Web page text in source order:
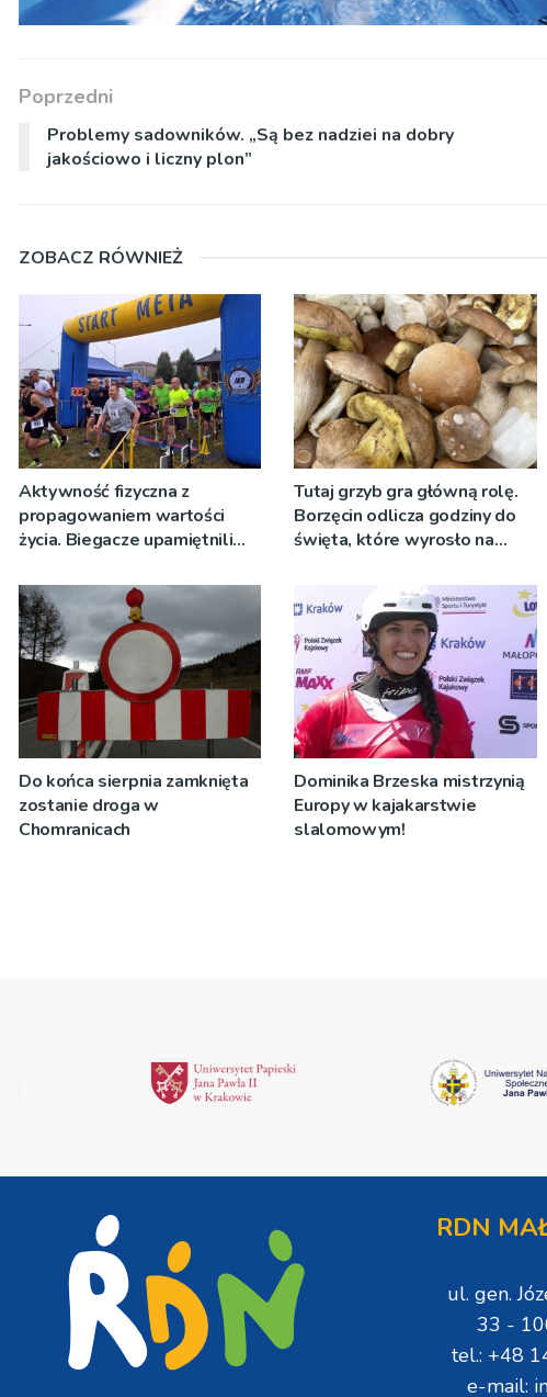
Poprzedni
Problemy sadowników. „Są bez nadziei na dobry
jakościowo i liczny plon”
ZOBACZ RÓWNIEŻ
Aktywność fizyczna z
propagowaniem wartości
życia. Biegacze upamiętnili
Tutaj grzyb gra główną rolę.
Borzęcin odlicza godziny do
święta, które wyrosło na
Do końca sierpnia zamknięta
zostanie droga w
Chomranicach
Dominika Brzeska mistrzynią
Europy w kajakarstwie
slalomowym!
RDN
ul. gen.
33 -
tel.: +48
e-mail: